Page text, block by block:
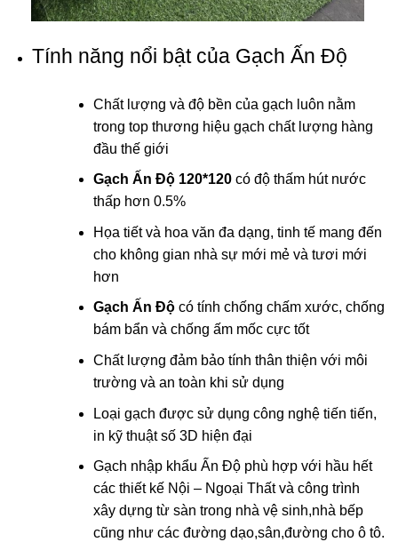
Tính năng nổi bật của Gạch Ấn Độ
Chất lượng và độ bền của gạch luôn nằm
trong top thương hiệu gạch chất lượng hàng
đầu thế giới
Gạch Ấn Độ 120*120 có độ thấm hút nước
thấp hơn 0.5%
Họa tiết và hoa văn đa dạng, tinh tế mang đến
cho không gian nhà sự mới mẻ và tươi mới
hơn
Gạch Ấn Độcó tính chống chấm xước, chống
bám bẩn và chống ấm mốc cực tốt
Chất lượng đảm bảo tính thân thiện với môi
trường và an toàn khi sử dụng
Loại gạch được sử dụng công nghệ tiến tiến,
in kỹ thuật số 3D hiện đại
Gạch nhập khẩu Ấn Độ phù hợp với hầu hết
các thiết kế Nội – Ngoại Thất và công trình
xây dựng từ sàn trong nhà vệ sinh,nhà bếp
cũng như các đường dạo,sân,đường cho ô tô.